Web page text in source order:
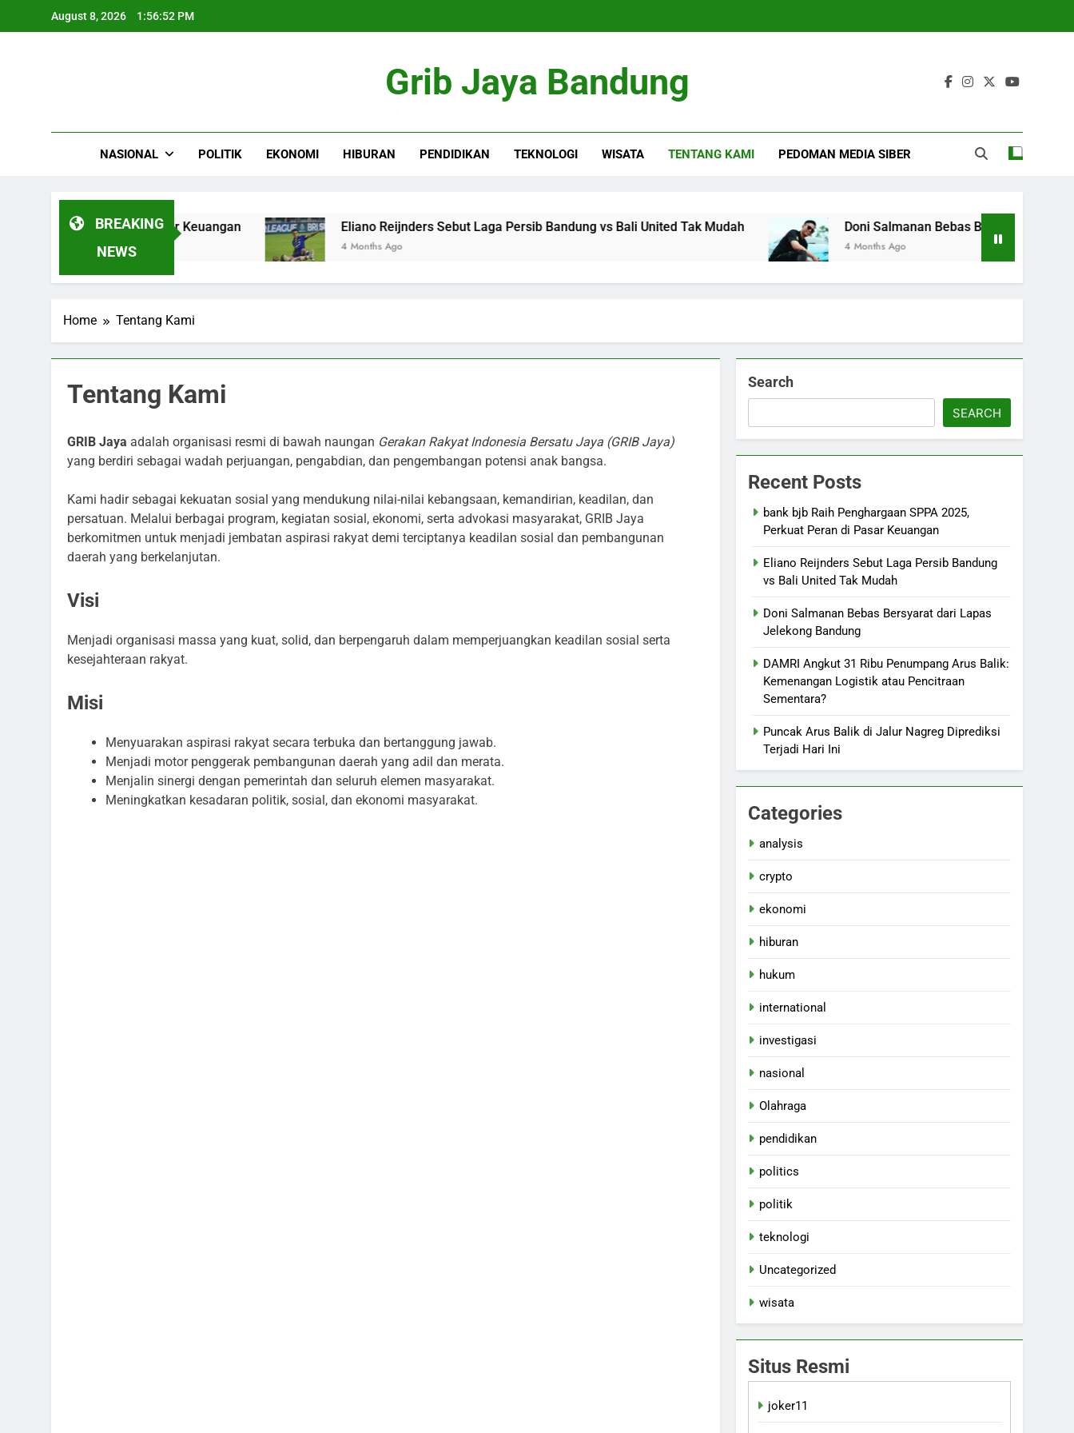
August 8, 2026 1:56:52 PM
Grib Jaya Bandung
NASIONAL POLITIK EKONOMI HIBURAN PENDIDIKAN TEKNOLOGI WISATA TENTANG KAMI PEDOMAN MEDIA SIBER
BREAKING
NEWS
Perkuat Peran di Pasar Keuangan Eliano Reijnders Sebut Laga Persib Bandung vs Bali United Tak Mudah
4 Months Ago
Doni Salmanan Bebas Bersyarat dari Lapas
4 Months Ago
Home Tentang Kami
Tentang Kami
GRIB Jaya adalah organisasi resmi di bawah naungan Gerakan Rakyat Indonesia Bersatu Jaya (GRIB Jaya)
yang berdiri sebagai wadah perjuangan, pengabdian, dan pengembangan potensi anak bangsa.
Kami hadir sebagai kekuatan sosial yang mendukung nilai-nilai kebangsaan, kemandirian, keadilan, dan
persatuan. Melalui berbagai program, kegiatan sosial, ekonomi, serta advokasi masyarakat, GRIB Jaya
berkomitmen untuk menjadi jembatan aspirasi rakyat demi terciptanya keadilan sosial dan pembangunan
daerah yang berkelanjutan.
Visi
Menjadi organisasi massa yang kuat, solid, dan berpengaruh dalam memperjuangkan keadilan sosial serta
kesejahteraan rakyat.
Misi
Menyuarakan aspirasi rakyat secara terbuka dan bertanggung jawab.
Menjadi motor penggerak pembangunan daerah yang adil dan merata.
Menjalin sinergi dengan pemerintah dan seluruh elemen masyarakat.
Meningkatkan kesadaran politik, sosial, dan ekonomi masyarakat.
Search
SEARCH
Recent Posts
bank bjb Raih Penghargaan SPPA 2025,
Perkuat Peran di Pasar Keuangan
Eliano Reijnders Sebut Laga Persib Bandung
vs Bali United Tak Mudah
Doni Salmanan Bebas Bersyarat dari Lapas
Jelekong Bandung
DAMRI Angkut 31 Ribu Penumpang Arus Balik:
Kemenangan Logistik atau Pencitraan
Sementara?
Puncak Arus Balik di Jalur Nagreg Diprediksi
Terjadi Hari Ini
Categories
analysis
crypto
ekonomi
hiburan
hukum
international
investigasi
nasional
Olahraga
pendidikan
politics
politik
teknologi
Uncategorized
wisata
Situs Resmi
joker11